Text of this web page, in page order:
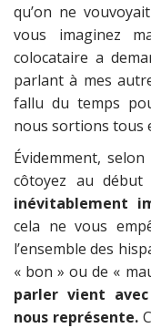
qu’on ne
vous imaginez
colocataire a
parlant à mes
fallu du temps
nous sortions tous
Évidemment,
côtoyez au début
inévitablement
cela ne vous
l’ensemble des
« bon » ou de «
parler vient
nous représente.